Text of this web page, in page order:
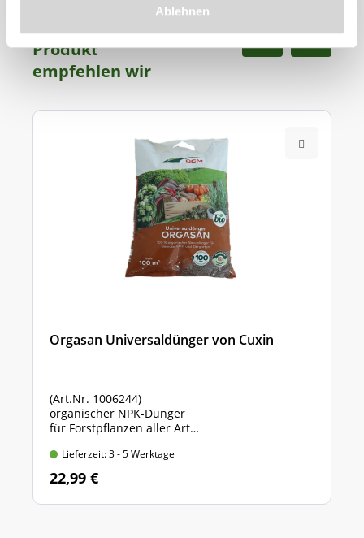
Ablehnen
Produkt
empfehlen wir
Orgasan Universaldünger von Cuxin
(Art.Nr. 1006244)
organischer NPK-Dünger
für Forstpflanzen aller Art
Lieferzeit: 3 - 5 Werktage
22,99 €